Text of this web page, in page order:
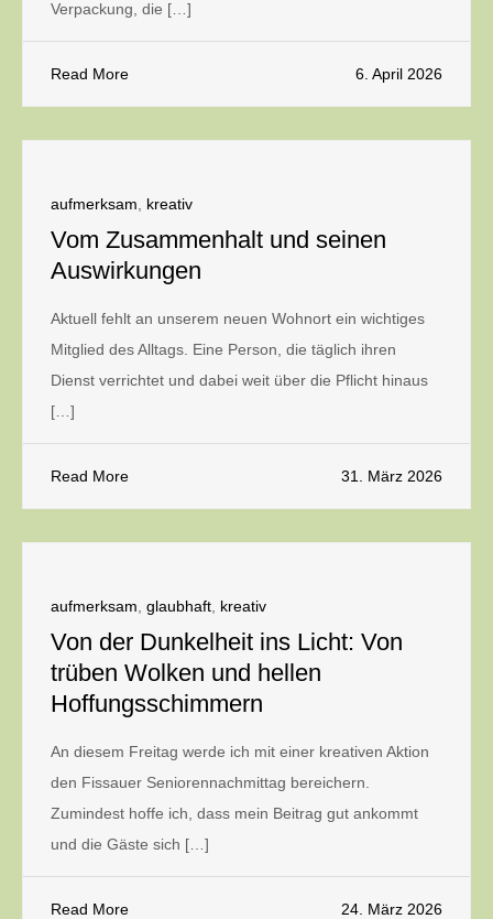
Verpackung, die […]
Read More 6. April 2026
aufmerksam kreativ
Vom Zusammenhalt und seinen
Auswirkungen
Aktuell fehlt an unserem neuen Wohnort ein wichtiges
Mitglied des Alltags. Eine Person, die täglich ihren
Dienst verrichtet und dabei weit über die Pflicht hinaus
[…]
Read More 31. März 2026
aufmerksam glaubhaft kreativ
Von der Dunkelheit ins Licht: Von
trüben Wolken und hellen
Hoffungsschimmern
An diesem Freitag werde ich mit einer kreativen Aktion
den Fissauer Seniorennachmittag bereichern.
Zumindest hoffe ich, dass mein Beitrag gut ankommt
und die Gäste sich […]
Read More 24. März 2026